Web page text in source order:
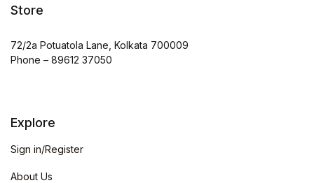
Store
72/2a Potuatola Lane, Kolkata 700009
Phone – 89612 37050
Explore
Sign in/Register
About Us